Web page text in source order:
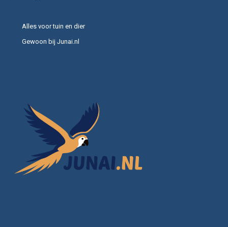
Alles voor tuin en dier
Gewoon bij Junai.nl